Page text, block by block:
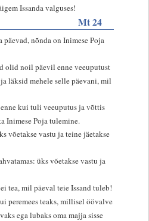
Issanda valguses!
Mt 24
nõnda on Inimese Poja
olid noil päevil enne veeuputust
läksid mehele selle päevani, mil
kui tuli veeuputus ja võttis
Inimese Poja tulemine.
võetakse vastu ja teine jäetakse
üks võetakse vastu ja
tea, mil päeval teie Issand tuleb!
peremees teaks, millisel öövalve
ega lubaks oma majja sisse